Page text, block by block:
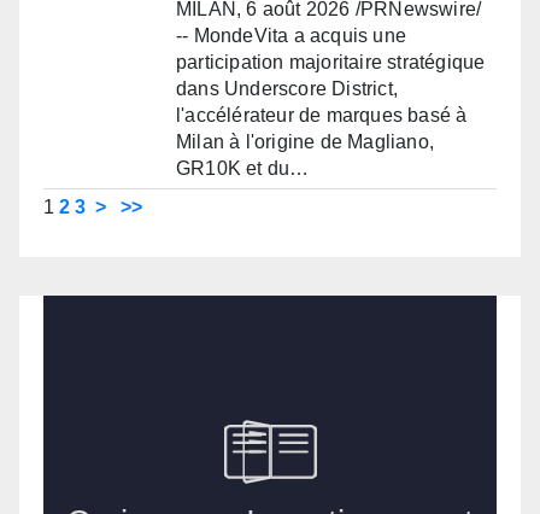
MILAN, 6 août 2026 /PRNewswire/
-- MondeVita a acquis une
participation majoritaire stratégique
dans Underscore District,
l'accélérateur de marques basé à
Milan à l'origine de Magliano,
GR10K et du…
1 2 3 > >>